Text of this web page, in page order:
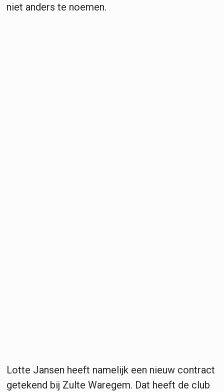
niet anders te noemen.
Lotte Jansen heeft namelijk een nieuw contract
getekend bij Zulte Waregem. Dat heeft de club